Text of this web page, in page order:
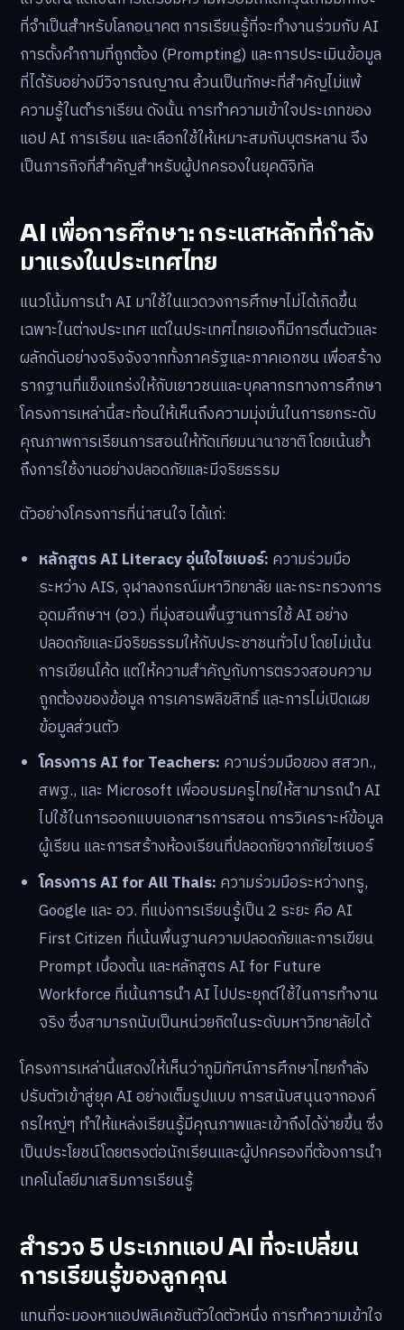
ที่จำเป็นสำหรับโลกอนาคต การเรียนรู้ที่จะทำงานร่วมกับ AI
การตั้งคำถามที่ถูกต้อง (Prompting) และการประเมินข้อมูล
ที่ได้รับอย่างมีวิจารณญาณ ล้วนเป็นทักษะที่สำคัญไม่แพ้
ความรู้ในตำราเรียน ดังนั้น การทำความเข้าใจประเภทของ
แอป AI การเรียน และเลือกใช้ให้เหมาะสมกับบุตรหลาน จึง
เป็นภารกิจที่สำคัญสำหรับผู้ปกครองในยุคดิจิทัล
AI เพื่อการศึกษา: กระแสหลักที่กำลัง
มาแรงในประเทศไทย
แนวโน้มการนำ AI มาใช้ในแวดวงการศึกษาไม่ได้เกิดขึ้น
เฉพาะในต่างประเทศ แต่ในประเทศไทยเองก็มีการตื่นตัวและ
ผลักดันอย่างจริงจังจากทั้งภาครัฐและภาคเอกชน เพื่อสร้าง
รากฐานที่แข็งแกร่งให้กับเยาวชนและบุคลากรทางการศึกษา
โครงการเหล่านี้สะท้อนให้เห็นถึงความมุ่งมั่นในการยกระดับ
คุณภาพการเรียนการสอนให้ทัดเทียมนานาชาติ โดยเน้นย้ำ
ถึงการใช้งานอย่างปลอดภัยและมีจริยธรรม
ตัวอย่างโครงการที่น่าสนใจ ได้แก่:
หลักสูตร AI Literacy อุ่นใจไซเบอร์: ความร่วมมือ
ระหว่าง AIS, จุฬาลงกรณ์มหาวิทยาลัย และกระทรวงการ
อุดมศึกษาฯ (อว.) ที่มุ่งสอนพื้นฐานการใช้ AI อย่าง
ปลอดภัยและมีจริยธรรมให้กับประชาชนทั่วไป โดยไม่เน้น
การเขียนโค้ด แต่ให้ความสำคัญกับการตรวจสอบความ
ถูกต้องของข้อมูล การเคารพลิขสิทธิ์ และการไม่เปิดเผย
ข้อมูลส่วนตัว
โครงการ AI for Teachers: ความร่วมมือของ สสวท.,
สพฐ., และ Microsoft เพื่ออบรมครูไทยให้สามารถนำ AI
ไปใช้ในการออกแบบเอกสารการสอน การวิเคราะห์ข้อมูล
ผู้เรียน และการสร้างห้องเรียนที่ปลอดภัยจากภัยไซเบอร์
โครงการ AI for All Thais: ความร่วมมือระหว่างทรู,
Google และ อว. ที่แบ่งการเรียนรู้เป็น 2 ระยะ คือ AI
First Citizen ที่เน้นพื้นฐานความปลอดภัยและการเขียน
Prompt เบื้องต้น และหลักสูตร AI for Future
Workforce ที่เน้นการนำ AI ไปประยุกต์ใช้ในการทำงาน
จริง ซึ่งสามารถนับเป็นหน่วยกิตในระดับมหาวิทยาลัยได้
โครงการเหล่านี้แสดงให้เห็นว่าภูมิทัศน์การศึกษาไทยกำลัง
ปรับตัวเข้าสู่ยุค AI อย่างเต็มรูปแบบ การสนับสนุนจากองค์
กรใหญ่ๆ ทำให้แหล่งเรียนรู้มีคุณภาพและเข้าถึงได้ง่ายขึ้น ซึ่ง
เป็นประโยชน์โดยตรงต่อนักเรียนและผู้ปกครองที่ต้องการนำ
เทคโนโลยีมาเสริมการเรียนรู้
สำรวจ 5 ประเภทแอป AI ที่จะเปลี่ยน
การเรียนรู้ของลูกคุณ
แทนที่จะมองหาแอปพลิเคชันตัวใดตัวหนึ่ง การทำความเข้าใจ